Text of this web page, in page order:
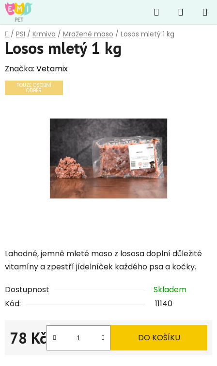
Přejít
na
obsah
Hledat
KOŠÍK
Domů
/ PSI / Krmiva / Mražené maso / Losos mletý 1 kg
Lahodné, jemně mleté maso z lososa doplní důležité
vitamíny a zpestří jídelníček každého psa a kočky.
Dostupnost
Skladem
Kód:
11140
78 Kč
Měrná cena:
DO KOŠÍKU
Losos mletý 1 kg
Značka: Vetamix
POUZE OSOBNÍ
ODBĚR